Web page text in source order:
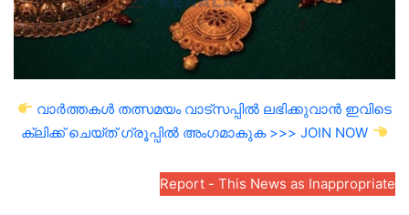
വാർത്തകൾ തത്സമയം വാട്സപ്പിൽ ലഭിക്കുവാൻ ഇവിടെ
ക്ലിക്ക് ചെയ്ത് ഗ്രൂപ്പിൽ അംഗമാകുക >>> JOIN NOW
Report - This News as Inappropriate